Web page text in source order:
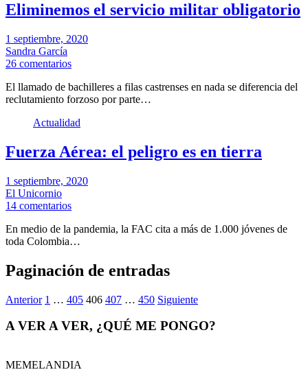
Eliminemos el servicio militar obligatorio
1 septiembre, 2020
Sandra García
26 comentarios
El llamado de bachilleres a filas castrenses en nada se diferencia del
reclutamiento forzoso por parte…
Actualidad
Fuerza Aérea: el peligro es en tierra
1 septiembre, 2020
El Unicornio
14 comentarios
En medio de la pandemia, la FAC cita a más de 1.000 jóvenes de
toda Colombia…
Paginación de entradas
Anterior 1 … 405 406 407 … 450 Siguiente
A VER A VER, ¿QUÉ ME PONGO?
MEMELANDIA